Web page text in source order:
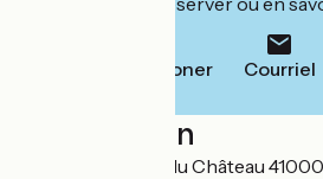
Téléphoner Courriel
Localisation
1 Rue de la Voûte du Château